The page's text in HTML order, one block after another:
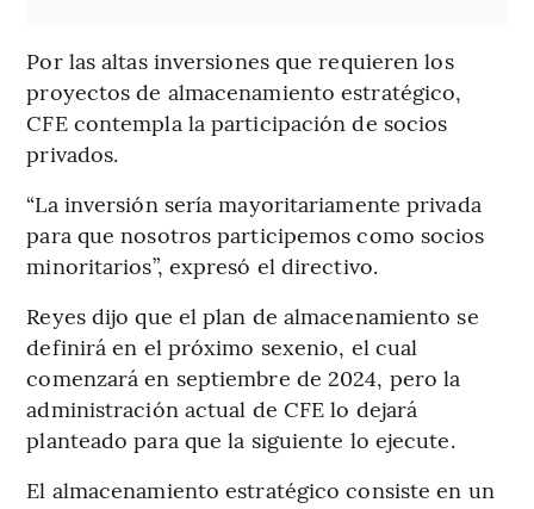
Por las altas inversiones que requieren los
proyectos de almacenamiento estratégico,
CFE contempla la participación de socios
privados.
“La inversión sería mayoritariamente privada
para que nosotros participemos como socios
minoritarios”, expresó el directivo.
Reyes dijo que el plan de almacenamiento se
definirá en el próximo sexenio, el cual
comenzará en septiembre de 2024, pero la
administración actual de CFE lo dejará
planteado para que la siguiente lo ejecute.
El almacenamiento estratégico consiste en un